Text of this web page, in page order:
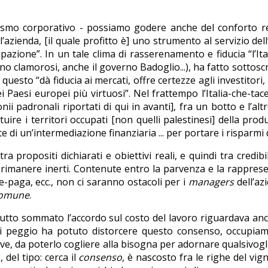
corporativo - possiamo godere anche del conforto
[il quale profitto è] uno strumento al servizio
In un tale clima di rasserenamento e fiducia
clamorosi, anche il governo Badoglio...), ha fatto
“dà fiducia ai mercati, offre certezze agli
Pae­si europei più virtuosi”. Nel frattempo l’Italia-che-
padronali riportati di qui in avanti], fra un botto e
i territori occupati [non quelli palestinesi] della
un’intermediazione finanziaria ... per portare i risparmi
propositi dichiarati e obiettivi reali, e quindi tra
inerti. Contenute entro la parvenza e la
paga, ecc., non ci saranno ostacoli per i managers
.
sommato l’accordo sul costo del lavoro riguardava
peggio ha potu­to distorcere questo consenso,
da poterlo coglie­re alla bisogna per adornare
del tipo: cerca il consenso, è nascosto fra le righe del